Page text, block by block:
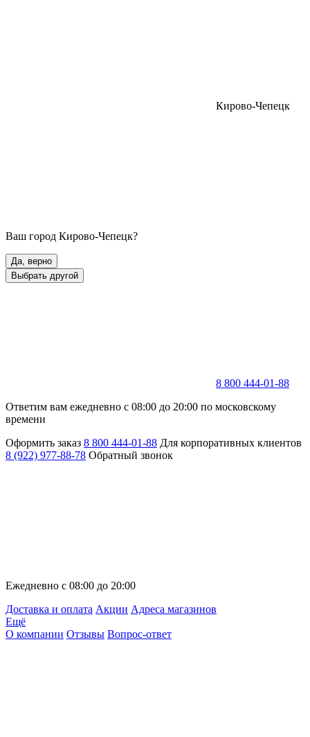
Кирово-Чепецк
Ваш город Кирово-Чепецк?
Да, верно
Выбрать другой
8 800 444-01-88
Ответим вам ежедневно с 08:00 до 20:00 по московскому
времени
Оформить заказ 8 800 444-01-88 Для корпоративных клиентов
8 (922) 977-88-78 Обратный звонок
Ежедневно с 08:00 до 20:00
Доставка и оплата Акции Адреса магазинов
Ещё
О компании Отзывы Вопрос-ответ